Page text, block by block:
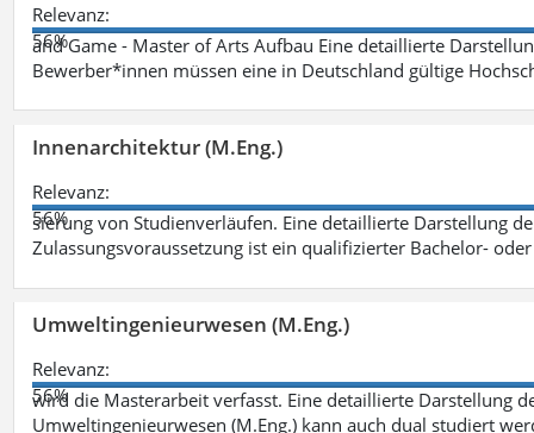
Relevanz:
56%
and Game - Master of Arts Aufbau Eine detaillierte
Bewerber*innen müssen eine in Deutschland gültige
Innenarchitektur (M.Eng.)
Relevanz:
56%
sierung von Studienverläufen. Eine detaillierte Darstellung
Zulassungsvoraussetzung ist ein qualifizierter Bachelor-
Umweltingenieurwesen (M.Eng.)
Relevanz:
56%
wird die Masterarbeit verfasst. Eine detaillierte Darstellung
Umweltingenieurwesen (M.Eng.) kann auch dual studiert